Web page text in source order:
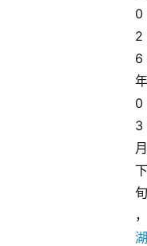
0
2
6
年
0
3
月
下
旬
，
湖